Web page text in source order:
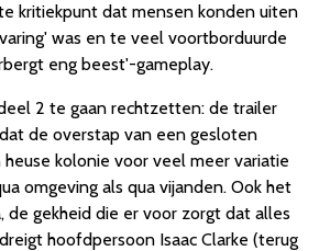
kritiekpunt dat mensen konden uiten
was en te veel voortborduurde
eng beest'-gameplay.
2 te gaan rechtzetten: de trailer
de overstap van een gesloten
kolonie voor veel meer variatie
omgeving als qua vijanden. Ook het
gekheid die er voor zorgt dat alles
hoofdpersoon Isaac Clarke (terug